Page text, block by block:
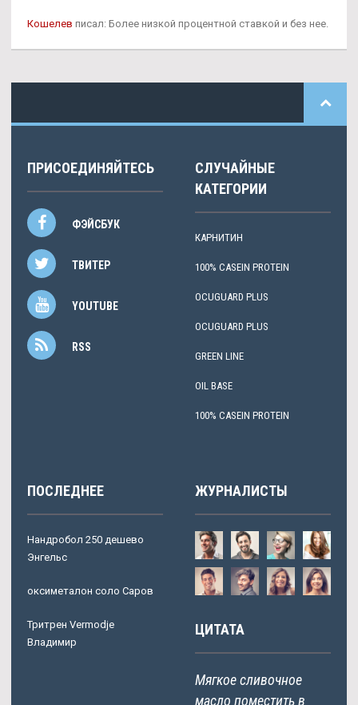
Кошелев писал: Более низкой процентной ставкой и без нее.
ПРИСОЕДИНЯЙТЕСЬ
ФЭЙСБУК
ТВИТЕР
YOUTUBE
RSS
СЛУЧАЙНЫЕ
КАТЕГОРИИ
КАРНИТИН
100% CASEIN PROTEIN
OCUGUARD PLUS
OCUGUARD PLUS
GREEN LINE
OIL BASE
100% CASEIN PROTEIN
ПОСЛЕДНЕЕ
Нандробол 250 дешево
Энгельс
оксиметалон соло Саров
Тритрен Vermodje
Владимир
ЖУРНАЛИСТЫ
ЦИТАТА
Мягкое сливочное
масло поместить в